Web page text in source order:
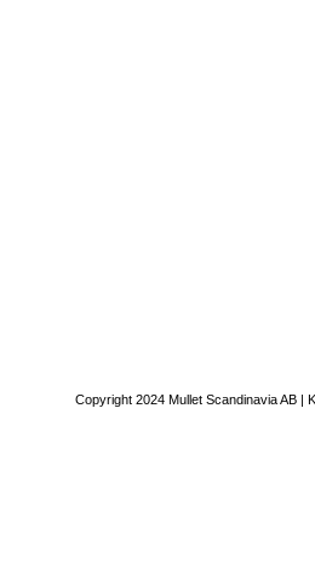
Copyright 2024 Mullet Scandinavia AB |